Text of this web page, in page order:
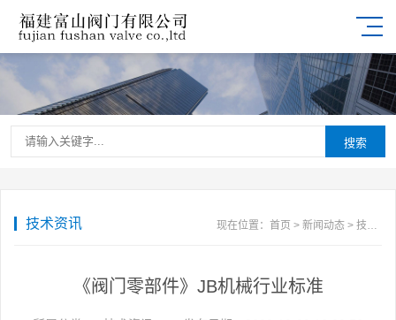
搜索
技术资讯 现在位置： 首页 > 新闻动态> 技术资讯
《阀门零部件》JB机械行业标准